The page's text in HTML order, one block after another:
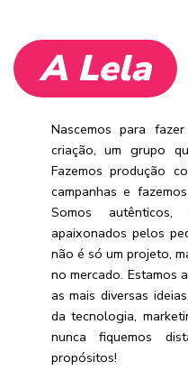
A Lela
Nascemos para
criação, um grupo
Fazemos produção
campanhas e
Somos autênticos,
apaixonados pelos
não é só um projeto,
no mercado. Estamos
as mais diversas
da tecnologia,
nunca fiquemos
propósitos!